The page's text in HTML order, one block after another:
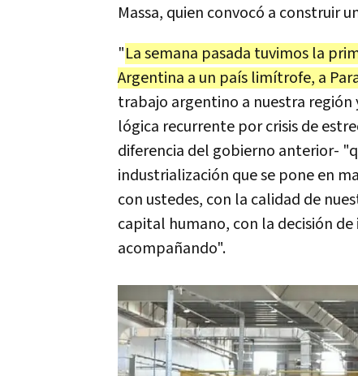
Massa, quien convocó a construir
"La semana pasada tuvimos la
Argentina a un país limítrofe, a
trabajo argentino a nuestra región
lógica recurrente por crisis de
diferencia del gobierno anterior-
industrialización que se pone en
con ustedes, con la calidad de
capital humano, con la decisión
acompañando".